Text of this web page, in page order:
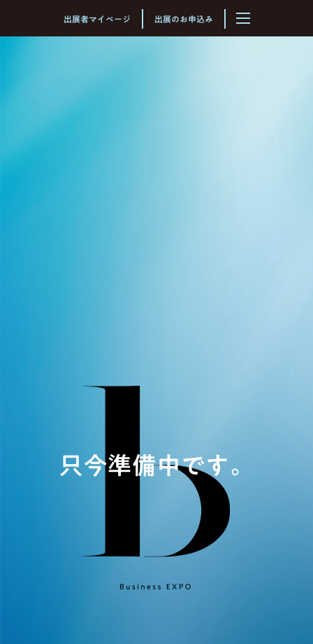
北海道最大級のビジネスイベント
出展者マイページ 出展のお申込み
只今準備中です。